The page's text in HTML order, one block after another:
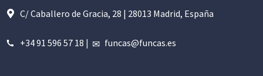
C/ Caballero de Gracia, 28 | 28013 Madrid, España
+34 91 596 57 18 | funcas@funcas.es